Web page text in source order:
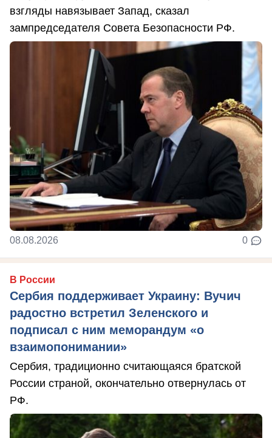
взгляды навязывает Запад, сказал
зампредседателя Совета Безопасности РФ.
08.08.2026 0
В России
Сербия поддерживает Украину: Вучич
радостно встретил Зеленского и
подписал с ним меморандум «о
взаимопонимании»
Сербия, традиционно считающаяся братской
России страной, окончательно отвернулась от
РФ.